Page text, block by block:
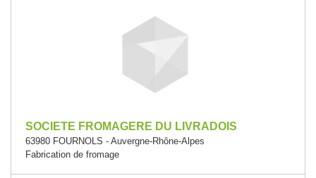
SOCIETE FROMAGERE DU LIVRADOIS
63980 FOURNOLS - Auvergne-Rhône-Alpes
Fabrication de fromage